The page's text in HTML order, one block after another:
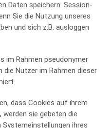
Daten speichern. Session-
Sie die Nutzung unseres
und sich z.B. ausloggen
im Rahmen pseudonymer
die Nutzer im Rahmen dieser
dass Cookies auf ihrem
werden sie gebeten die
ihres